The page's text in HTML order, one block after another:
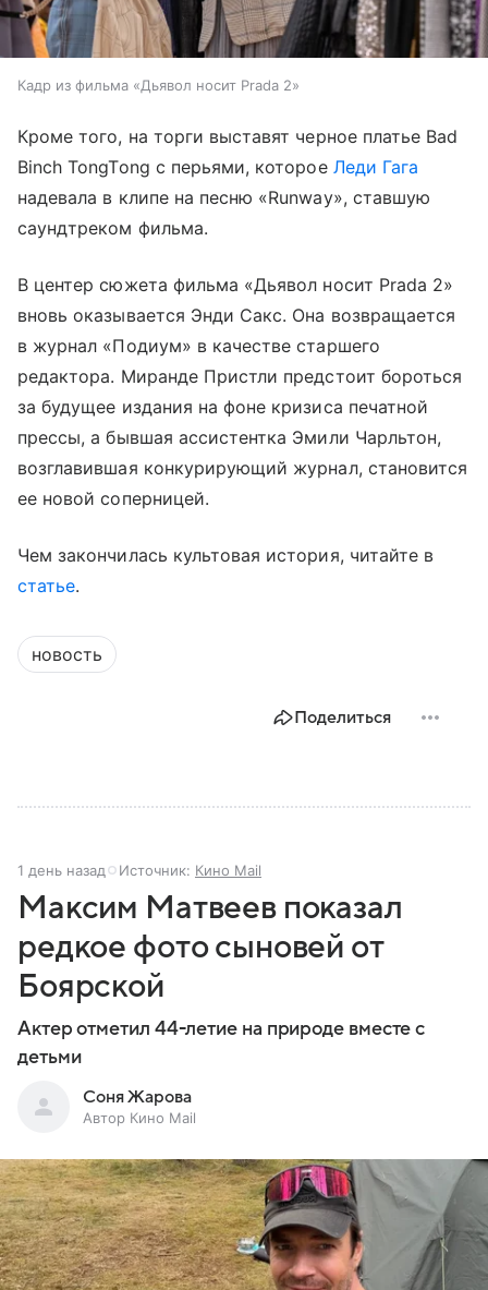
Кадр из фильма «Дьявол носит Prada 2»
Кроме того, на торги выставят черное платье Bad
Binch TongTong с перьями, которое Леди Гага
надевала в клипе на песню «Runway», ставшую
саундтреком фильма.
В центер сюжета фильма «Дьявол носит Prada 2»
вновь оказывается Энди Сакс. Она возвращается
в журнал «Подиум» в качестве старшего
редактора. Миранде Пристли предстоит бороться
за будущее издания на фоне кризиса печатной
прессы, а бывшая ассистентка Эмили Чарльтон,
возглавившая конкурирующий журнал, становится
ее новой соперницей.
Чем закончилась культовая история, читайте в
статье.
новость
Поделиться
1 день назад Источник: Кино Mail
Максим Матвеев показал
редкое фото сыновей от
Боярской
Актер отметил 44-летие на природе вместе с
детьми
Соня Жарова
Автор Кино Mail